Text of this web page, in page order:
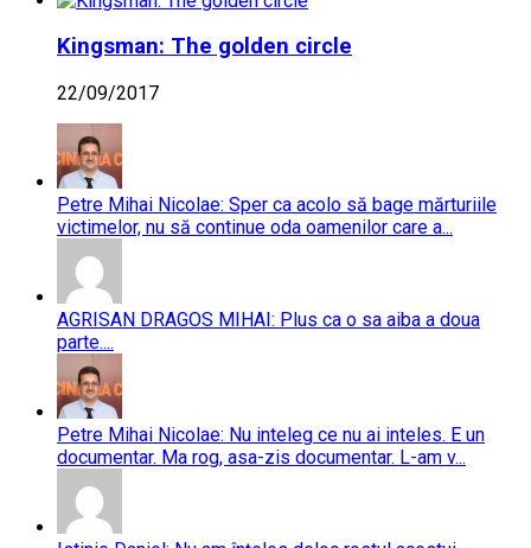
Kingsman: The golden circle
22/09/2017
Petre Mihai Nicolae: Sper ca acolo să bage mărturiile
victimelor, nu să continue oda oamenilor care a...
AGRISAN DRAGOS MIHAI: Plus ca o sa aiba a doua
parte....
Petre Mihai Nicolae: Nu inteleg ce nu ai inteles. E un
documentar. Ma rog, asa-zis documentar. L-am v...